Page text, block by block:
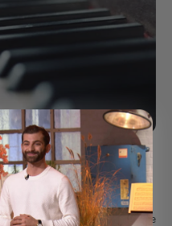
qui
!
le rap français ! La musique